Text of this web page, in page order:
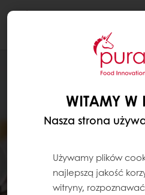
WITAMY W
Nasza strona
Używamy plików
najlepszą jakość
witryny,